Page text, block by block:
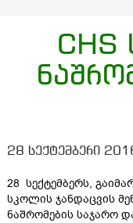
CHS
28 სექტემბერი
28 სექტემბერს,
სკოლის ჯანდაცვის
ნაშრომების საჯარო